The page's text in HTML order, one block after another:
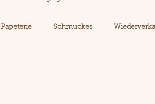
Papeterie Schmuckes